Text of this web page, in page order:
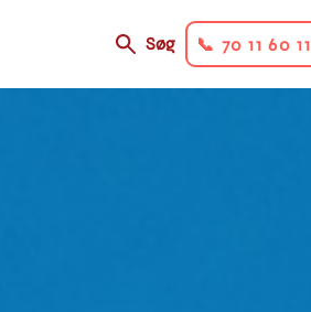
secondary
Søg 📞 70 11 60 11